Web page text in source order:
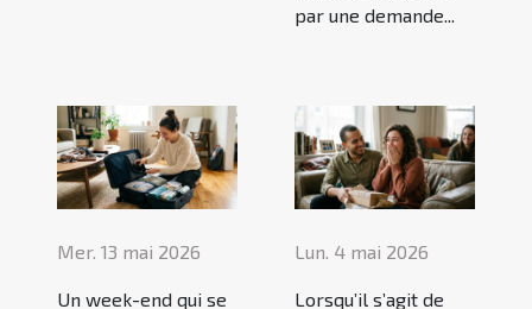
par une demande...
Mer. 13 mai 2026
Un week-end qui se
Lun. 4 mai 2026
Lorsqu’il s’agit de